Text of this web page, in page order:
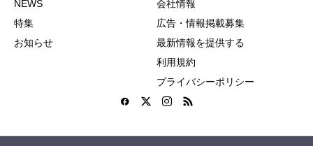
NEWS
特集
お知らせ
会社情報
広告・情報掲載募集
最新情報を提供する
利用規約
プライバシーポリシー